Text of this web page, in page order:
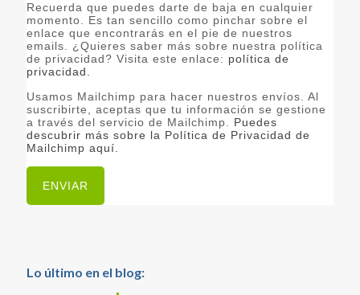
Recuerda que puedes darte de baja en cualquier
momento. Es tan sencillo como pinchar sobre el
enlace que encontrarás en el pie de nuestros
emails. ¿Quieres saber más sobre nuestra política
de privacidad? Visita este enlace: política de
privacidad.
Usamos Mailchimp para hacer nuestros envíos. Al
suscribirte, aceptas que tu información se gestione
a través del servicio de Mailchimp. Puedes
descubrir más sobre la Política de Privacidad de
Mailchimp aquí.
Lo último en el blog: